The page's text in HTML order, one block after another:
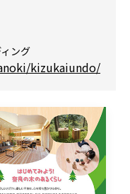
ング
kizukaiundo/